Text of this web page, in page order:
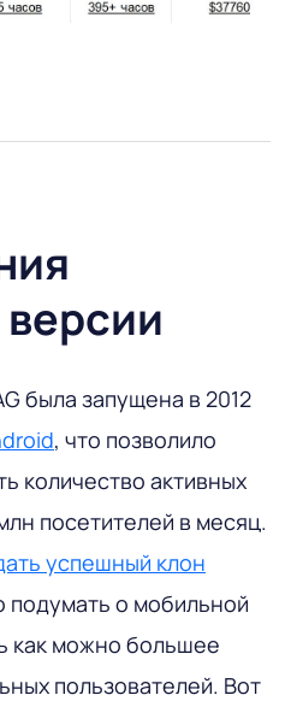
была запущена в 2012
, что позволило
количество активных
посетителей в месяц.
успешный клон
подумать о мобильной
как можно большее
пользователей. Вот